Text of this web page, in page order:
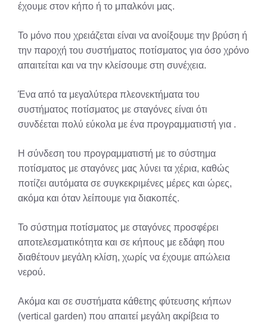
έχουμε στον κήπο ή το μπαλκόνι μας.
Το μόνο που χρειάζεται είναι να ανοίξουμε την βρύση ή
την παροχή του συστήματος ποτίσματος για όσο χρόνο
απαιτείται και να την κλείσουμε στη συνέχεια.
Ένα από τα μεγαλύτερα πλεονεκτήματα του
συστήματος ποτίσματος με σταγόνες είναι ότι
συνδέεται πολύ εύκολα με ένα προγραμματιστή για .
Η σύνδεση του προγραμματιστή με το σύστημα
ποτίσματος με σταγόνες μας λύνει τα χέρια, καθώς
ποτίζει αυτόματα σε συγκεκριμένες μέρες και ώρες,
ακόμα και όταν λείπουμε για διακοπές.
Το σύστημα ποτίσματος με σταγόνες προσφέρει
αποτελεσματικότητα και σε κήπους με εδάφη που
διαθέτουν μεγάλη κλίση, χωρίς να έχουμε απώλεια
νερού.
Ακόμα και σε συστήματα κάθετης φύτευσης κήπων
(vertical garden) που απαιτεί μεγάλη ακρίβεια το